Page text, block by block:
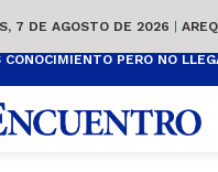
7 DE AGOSTO DE 2026 |